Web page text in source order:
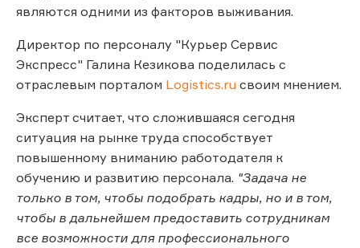
являются одними из факторов выживания.
Директор по персоналу "Курьер Сервис
Экспресс" Галина Кезикова поделилась с
отраслевым порталом Logistics.ru своим мнением.
Эксперт считает, что сложившаяся сегодня
ситуация на рынке труда способствует
повышенному вниманию работодателя к
обучению и развитию персонала. "Задача не
только в том, чтобы подобрать кадры, но и в том,
чтобы в дальнейшем предоставить сотрудникам
все возможности для профессионального